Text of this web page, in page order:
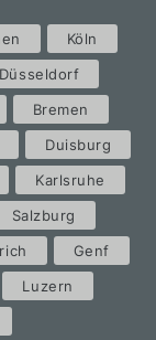
Köln
Düsseldorf
Bremen
Duisburg
Karlsruhe
Salzburg
Genf
Luzern